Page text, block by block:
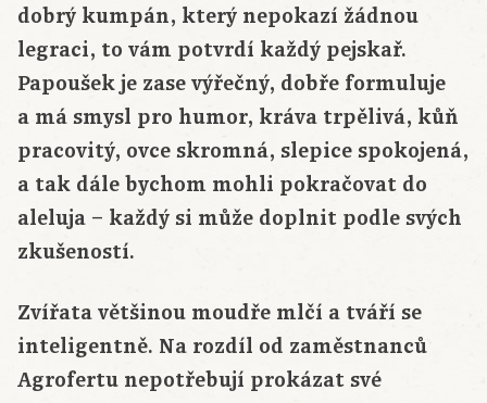
dobrý kumpán, který nepokazí žádnou
legraci, to vám potvrdí každý pejskař.
Papoušek je zase výřečný, dobře formuluje
a má smysl pro humor, kráva trpělivá, kůň
pracovitý, ovce skromná, slepice spokojená,
a tak dále bychom mohli pokračovat do
aleluja – každý si může doplnit podle svých
zkušeností.
Zvířata většinou moudře mlčí a tváří se
inteligentně. Na rozdíl od zaměstnanců
Agrofertu nepotřebují prokázat své